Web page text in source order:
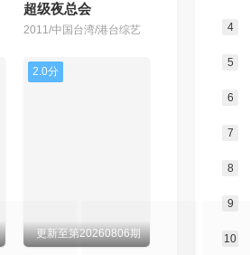
超级夜总会
2011/中国台湾/港台综艺
2.0分
更新至第20260806期
4
5
6
7
8
9
10